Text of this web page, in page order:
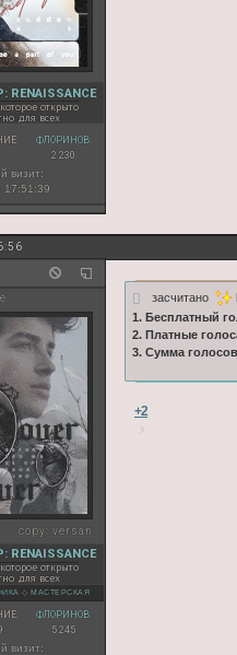
RENAISSANCE
открыто
для всех
ФЛОРИНОВ:
2 230
визит:
17:51:39
copy: versan
RENAISSANCE
открыто
для всех
◇МАСТЕРСКАЯ
ФЛОРИНОВ:
5 245
визит:
засчитано
1. Бесплатный
2. Платные
3. Сумма
+2